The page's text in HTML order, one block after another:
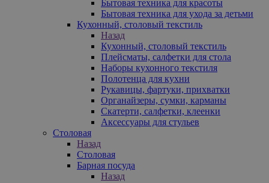
Бытовая техника для красоты
Бытовая техника для ухода за детьми
Кухонный, столовый текстиль
Назад
Кухонный, столовый текстиль
Плейсматы, салфетки для стола
Наборы кухонного текстиля
Полотенца для кухни
Рукавицы, фартуки, прихватки
Органайзеры, сумки, карманы
Скатерти, салфетки, клеенки
Аксессуары для стульев
Столовая
Назад
Столовая
Барная посуда
Назад